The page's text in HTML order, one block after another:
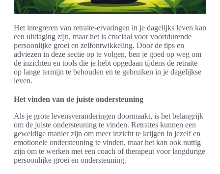
Het integreren van retraite-ervaringen in je dagelijks leven kan
een uitdaging zijn, maar het is cruciaal voor voortdurende
persoonlijke groei en zelfontwikkeling. Door de tips en
adviezen in deze sectie op te volgen, ben je goed op weg om
de inzichten en tools die je hebt opgedaan tijdens de retraite
op lange termijn te behouden en te gebruiken in je dagelijkse
leven.
Het vinden van de juiste ondersteuning
Als je grote levensveranderingen doormaakt, is het belangrijk
om de juiste ondersteuning te vinden. Retraites kunnen een
geweldige manier zijn om meer inzicht te krijgen in jezelf en
emotionele ondersteuning te vinden, maar het kan ook nuttig
zijn om te werken met een coach of therapeut voor langdurige
persoonlijke groei en ondersteuning.